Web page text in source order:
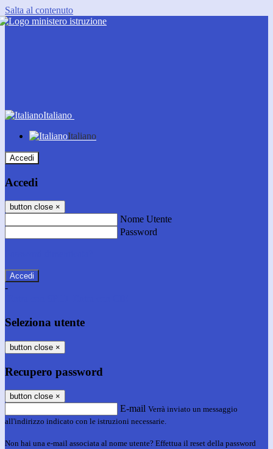
Salta al contenuto
Italiano
Italiano
Accedi
Accedi
button close ×
Nome Utente
Password
-
Seleziona utente
button close ×
Recupero password
button close ×
E-mail Verrà inviato un messaggio
all'indirizzo indicato con le istruzioni necessarie.
Non hai una e-mail associata al nome utente? Effettua il reset della password